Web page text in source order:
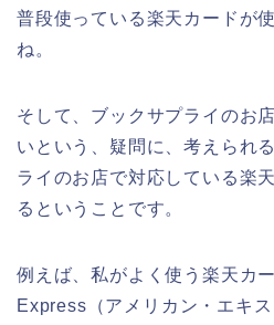
普段使っている楽天カードが
ね。
そして、ブックサプライのお
いという、疑問に、考えられ
ライのお店で対応している楽
るということです。
例えば、私がよく使う楽天カ
Express（アメリカン・エキ